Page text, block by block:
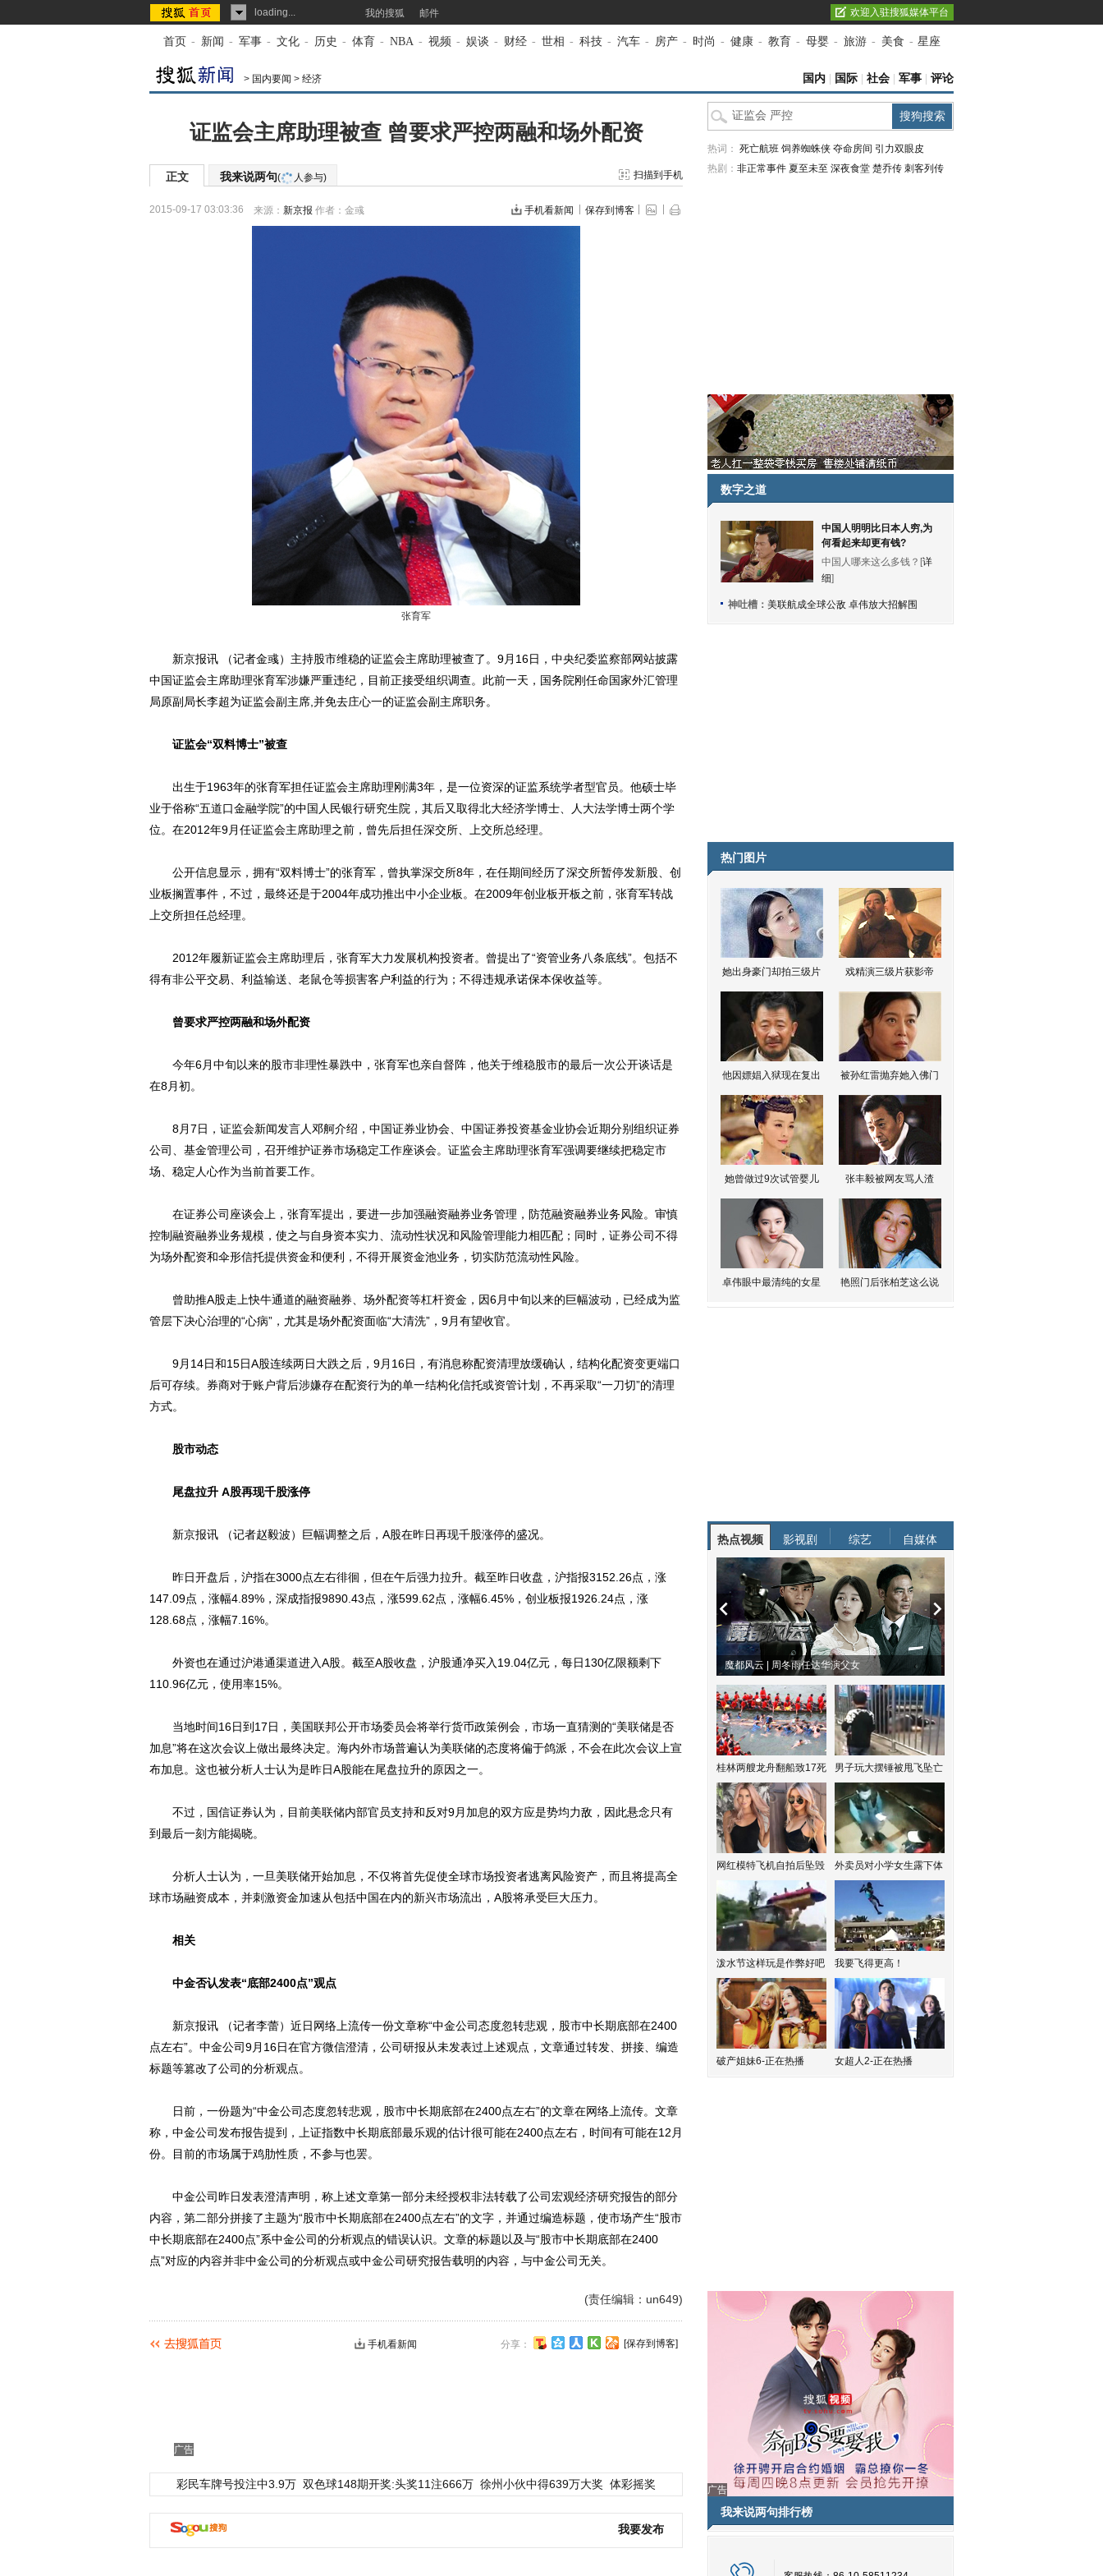
loading... 我的搜狐 邮件 欢迎入驻搜狐媒体平台
首页 - 新闻 - 军事 - 文化 - 历史 - 体育 - NBA - 视频 - 娱谈 - 财经 - 世相 - 科技 - 汽车 - 房产 - 时尚 - 健康 - 教育 - 母婴 - 旅游 - 美食 - 星座
> 国内要闻 > 经济 国内 国际 社会 军事 评论
证监会主席助理被查 曾要求严控两融和场外配资
正文 我来说两句( 人参与) 扫描到手机
2015-09-17 03:03:36 来源： 新京报 作者：金彧 手机看新闻 保存到博客
张育军
新京报讯 （记者金彧）主持股市维稳的证监会主席助理被查了。9月16日，中央纪委监察部网站披露
中国证监会主席助理张育军涉嫌严重违纪，目前正接受组织调查。此前一天，国务院刚任命国家外汇管理
局原副局长李超为证监会副主席,并免去庄心一的证监会副主席职务。
证监会“双料博士”被查
出生于1963年的张育军担任证监会主席助理刚满3年，是一位资深的证监系统学者型官员。他硕士毕
业于俗称“五道口金融学院”的中国人民银行研究生院，其后又取得北大经济学博士、人大法学博士两个学
位。在2012年9月任证监会主席助理之前，曾先后担任深交所、上交所总经理。
公开信息显示，拥有“双料博士”的张育军，曾执掌深交所8年，在任期间经历了深交所暂停发新股、创
业板搁置事件，不过，最终还是于2004年成功推出中小企业板。在2009年创业板开板之前，张育军转战
上交所担任总经理。
2012年履新证监会主席助理后，张育军大力发展机构投资者。曾提出了“资管业务八条底线”。包括不
得有非公平交易、利益输送、老鼠仓等损害客户利益的行为；不得违规承诺保本保收益等。
曾要求严控两融和场外配资
今年6月中旬以来的股市非理性暴跌中，张育军也亲自督阵，他关于维稳股市的最后一次公开谈话是
在8月初。
8月7日，证监会新闻发言人邓舸介绍，中国证券业协会、中国证券投资基金业协会近期分别组织证券
公司、基金管理公司，召开维护证券市场稳定工作座谈会。证监会主席助理张育军强调要继续把稳定市
场、稳定人心作为当前首要工作。
在证券公司座谈会上，张育军提出，要进一步加强融资融券业务管理，防范融资融券业务风险。审慎
控制融资融券业务规模，使之与自身资本实力、流动性状况和风险管理能力相匹配；同时，证券公司不得
为场外配资和伞形信托提供资金和便利，不得开展资金池业务，切实防范流动性风险。
曾助推A股走上快牛通道的融资融券、场外配资等杠杆资金，因6月中旬以来的巨幅波动，已经成为监
管层下决心治理的“心病”，尤其是场外配资面临“大清洗”，9月有望收官。
9月14日和15日A股连续两日大跌之后，9月16日，有消息称配资清理放缓确认，结构化配资变更端口
后可存续。券商对于账户背后涉嫌存在配资行为的单一结构化信托或资管计划，不再采取“一刀切”的清理
方式。
股市动态
尾盘拉升 A股再现千股涨停
新京报讯 （记者赵毅波）巨幅调整之后，A股在昨日再现千股涨停的盛况。
昨日开盘后，沪指在3000点左右徘徊，但在午后强力拉升。截至昨日收盘，沪指报3152.26点，涨
147.09点，涨幅4.89%，深成指报9890.43点，涨599.62点，涨幅6.45%，创业板报1926.24点，涨
128.68点，涨幅7.16%。
外资也在通过沪港通渠道进入A股。截至A股收盘，沪股通净买入19.04亿元，每日130亿限额剩下
110.96亿元，使用率15%。
当地时间16日到17日，美国联邦公开市场委员会将举行货币政策例会，市场一直猜测的“美联储是否
加息”将在这次会议上做出最终决定。海内外市场普遍认为美联储的态度将偏于鸽派，不会在此次会议上宣
布加息。这也被分析人士认为是昨日A股能在尾盘拉升的原因之一。
不过，国信证券认为，目前美联储内部官员支持和反对9月加息的双方应是势均力敌，因此悬念只有
到最后一刻方能揭晓。
分析人士认为，一旦美联储开始加息，不仅将首先促使全球市场投资者逃离风险资产，而且将提高全
球市场融资成本，并刺激资金加速从包括中国在内的新兴市场流出，A股将承受巨大压力。
相关
中金否认发表“底部2400点”观点
新京报讯 （记者李蕾）近日网络上流传一份文章称“中金公司态度忽转悲观，股市中长期底部在2400
点左右”。中金公司9月16日在官方微信澄清，公司研报从未发表过上述观点，文章通过转发、拼接、编造
标题等篡改了公司的分析观点。
日前，一份题为“中金公司态度忽转悲观，股市中长期底部在2400点左右”的文章在网络上流传。文章
称，中金公司发布报告提到，上证指数中长期底部最乐观的估计很可能在2400点左右，时间有可能在12月
份。目前的市场属于鸡肋性质，不参与也罢。
中金公司昨日发表澄清声明，称上述文章第一部分未经授权非法转载了公司宏观经济研究报告的部分
内容，第二部分拼接了主题为“股市中长期底部在2400点左右”的文字，并通过编造标题，使市场产生“股市
中长期底部在2400点”系中金公司的分析观点的错误认识。文章的标题以及与“股市中长期底部在2400
点”对应的内容并非中金公司的分析观点或中金公司研究报告载明的内容，与中金公司无关。
(责任编辑：un649)
分享： [保存到博客]
手机看新闻
广告
彩民车牌号投注中3.9万 双色球148期开奖:头奖11注666万 徐州小伙中得639万大奖 体彩摇奖
我要发布
热词： 死亡航班 饲养蜘蛛侠 夺命房间 引力双眼皮
热剧： 非正常事件 夏至未至 深夜食堂 楚乔传 刺客列传
数字之道
中国人明明比日本人穷,为
何看起来却更有钱?
中国人哪来这么多钱？[详
细]
神吐槽： 美联航成全球公敌 卓伟放大招解围
热门图片
她出身豪门却拍三级片 戏精演三级片获影帝
他因嫖娼入狱现在复出 被孙红雷抛弃她入佛门
她曾做过9次试管婴儿 张丰毅被网友骂人渣
卓伟眼中最清纯的女星 艳照门后张柏芝这么说
热点视频 影视剧 综艺 自媒体
动物系恋人啊 | 钟欣潼体验爱情哲学 南方有乔木 | “科创CP”渐入佳境 魔都风云 | 周冬雨任达华演父女
桂林两艘龙舟翻船致17死 男子玩大摆锤被甩飞坠亡
网红模特飞机自拍后坠毁 外卖员对小学女生露下体
泼水节这样玩是作弊好吧 我要飞得更高！
破产姐妹6-正在热播 女超人2-正在热播
广告
我来说两句排行榜